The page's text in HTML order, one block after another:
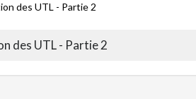
des UTL - Partie 2
des UTL - Partie 2